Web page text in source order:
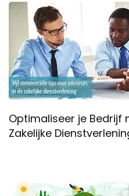
Optimaliseer je Bedrijf
Zakelijke